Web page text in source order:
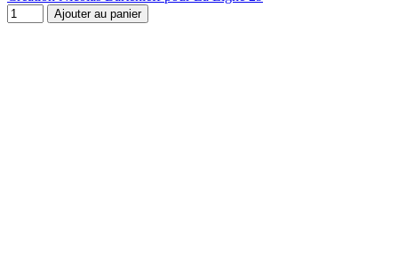
Ajouter au panier